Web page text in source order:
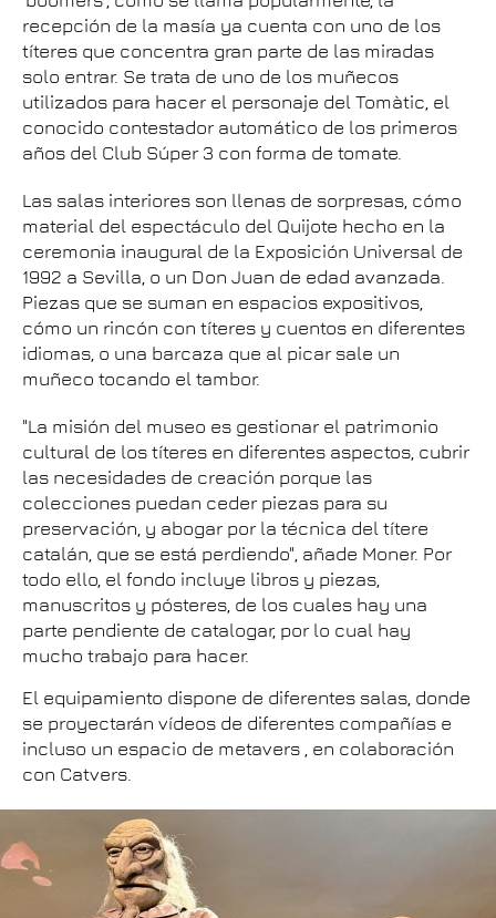
recepción de la masía ya cuenta con uno de los
títeres que concentra gran parte de las miradas
solo entrar. Se trata de uno de los muñecos
utilizados para hacer el personaje del Tomàtic, el
conocido contestador automático de los primeros
años del Club Súper 3 con forma de tomate.
Las salas interiores son llenas de sorpresas, cómo
material del espectáculo del Quijote hecho en la
ceremonia inaugural de la Exposición Universal de
1992 a Sevilla, o un Don Juan de edad avanzada.
Piezas que se suman en espacios expositivos,
cómo un rincón con títeres y cuentos en diferentes
idiomas, o una barcaza que al picar sale un
muñeco tocando el tambor.
"La misión del museo es gestionar el patrimonio
cultural de los títeres en diferentes aspectos, cubrir
las necesidades de creación porque las
colecciones puedan ceder piezas para su
preservación, y abogar por la técnica del títere
catalán, que se está perdiendo", añade Moner. Por
todo ello, el fondo incluye libros y piezas,
manuscritos y pósteres, de los cuales hay una
parte pendiente de catalogar, por lo cual hay
mucho trabajo para hacer.
El equipamiento dispone de diferentes salas, donde
se proyectarán vídeos de diferentes compañías e
incluso un espacio de metavers , en colaboración
con Catvers.